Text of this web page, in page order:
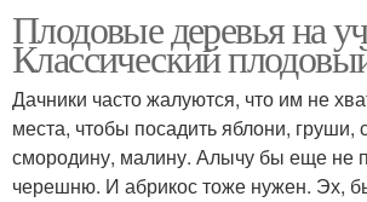
Плодовые деревья на
Классический
Дачники часто жалуются, что им не
места, чтобы посадить яблони,
смородину, малину. Алычу бы еще не
черешню. И абрикос тоже нужен. Эх,